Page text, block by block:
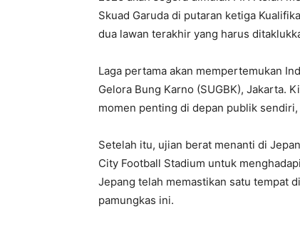
Skuad Garuda di putaran ketiga
dua lawan terakhir yang harus
Laga pertama akan mempertemukan
Gelora Bung Karno (SUGBK), Jakarta.
momen penting di depan publik
Setelah itu, ujian berat menanti di
City Football Stadium untuk
Jepang telah memastikan satu tempat
pamungkas ini.